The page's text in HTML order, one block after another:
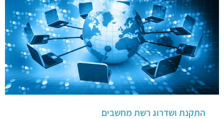
התקנת ושדרוג רשת מחשבים